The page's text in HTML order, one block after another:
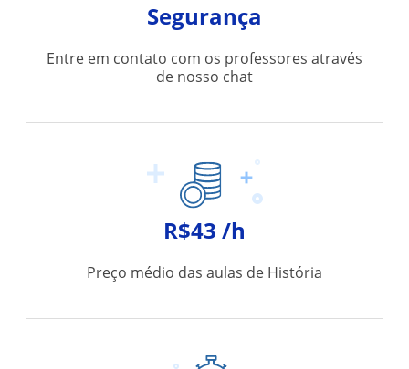
Segurança
Entre em contato com os professores através
de nosso chat
R$43 /h
Preço médio das aulas de História